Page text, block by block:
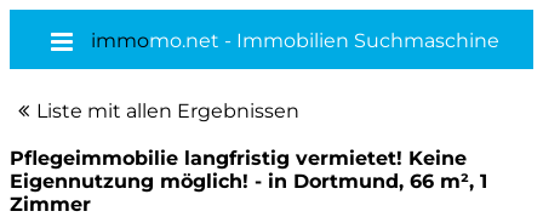
immomo.net - Immobilien Suchmaschine
Liste mit allen Ergebnissen
Pflegeimmobilie langfristig vermietet! Keine
Eigennutzung möglich! - in Dortmund, 66 m², 1
Zimmer